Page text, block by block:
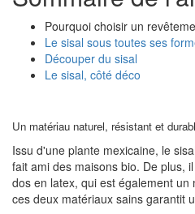
Pourquoi choisir un
Le sisal sous toutes ses
Découper du sisal
Le sisal, côté déco
Un matériau naturel, résistant et
Issu d'une plante mexicaine, le
fait ami des maisons bio. De plus,
dos en latex, qui est également
ces deux matériaux sains garantit